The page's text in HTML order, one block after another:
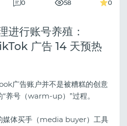
0 58 0
进行账号养殖：
广告 14 天预热
广告账户并不是被糟糕的创意
养号（warm-up）”过程。
媒体买手（media buyer）工具